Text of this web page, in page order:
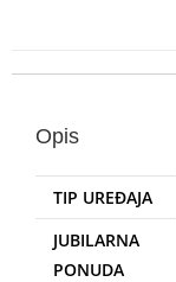
Opis
TIP UREĐAJA
JUBILARNA
PONUDA